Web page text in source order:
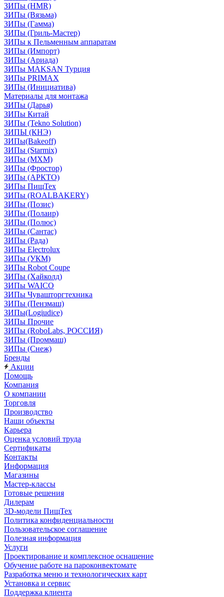
ЗИПы (HMR)
ЗИПы (Вязьма)
ЗИПы (Гамма)
ЗИПы (Гриль-Мастер)
ЗИПы к Пельменным аппаратам
ЗИПы (Импорт)
ЗИПы (Ариада)
ЗИПы MAKSAN Турция
ЗИПы PRIMAX
ЗИПы (Инициатива)
Материалы для монтажа
ЗИПы (Дарья)
ЗИПы Китай
ЗИПы (Tekno Solution)
ЗИПЫ (КНЭ)
ЗИПы(Bakeoff)
ЗИПы (Starmix)
ЗИПы (МХМ)
ЗИПы (Фростор)
ЗИПы (АРКТО)
ЗИПы ПищТех
ЗИПы (ROALBAKERY)
ЗИПы (Позис)
ЗИПы (Полаир)
ЗИПы (Полюс)
ЗИПы (Сантас)
ЗИПы (Рада)
ЗИПы Electrolux
ЗИПы (УКМ)
ЗИПы Robot Coupe
ЗИПы (Хайколд)
ЗИПы WAICO
ЗИПы Чувашторгтехника
ЗИПы (Пензмаш)
ЗИПы(Logiudice)
ЗИПы Прочие
ЗИПы (RoboLabs, РОССИЯ)
ЗИПы (Проммаш)
ЗИПы (Снеж)
Бренды
Акции
Помощь
Компания
О компании
Торговля
Производство
Наши объекты
Карьера
Оценка условий труда
Сертификаты
Контакты
Информация
Магазины
Мастер-классы
Готовые решения
Дилерам
3D-модели ПищТех
Политика конфиденциальности
Пользовательское соглашение
Полезная информация
Услуги
Проектирование и комплексное оснащение
Обучение работе на пароконвектомате
Разработка меню и технологических карт
Установка и сервис
Поддержка клиента